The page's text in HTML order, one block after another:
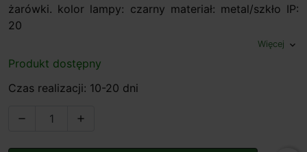
żarówki. kolor lampy: czarny materiał: metal/szkło IP:
20
Więcej expand_more
Produkt dostępny
Czas realizacji: 10-20 dni
 